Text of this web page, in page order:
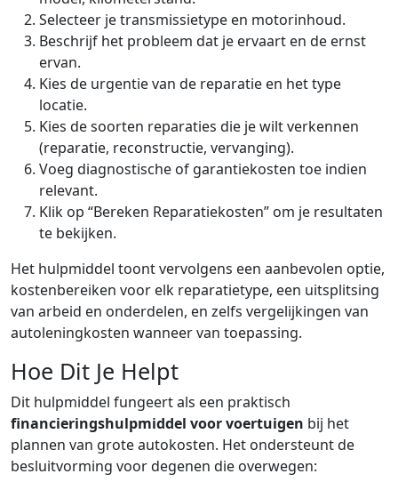
Selecteer je transmissietype en motorinhoud.
Beschrijf het probleem dat je ervaart en de ernst
ervan.
Kies de urgentie van de reparatie en het type
locatie.
Kies de soorten reparaties die je wilt verkennen
(reparatie, reconstructie, vervanging).
Voeg diagnostische of garantiekosten toe indien
relevant.
Klik op “Bereken Reparatiekosten” om je resultaten
te bekijken.
Het hulpmiddel toont vervolgens een aanbevolen optie,
kostenbereiken voor elk reparatietype, een uitsplitsing
van arbeid en onderdelen, en zelfs vergelijkingen van
autoleningkosten wanneer van toepassing.
Hoe Dit Je Helpt
Dit hulpmiddel fungeert als een praktisch
financieringshulpmiddel voor voertuigen bij het
plannen van grote autokosten. Het ondersteunt de
besluitvorming voor degenen die overwegen: